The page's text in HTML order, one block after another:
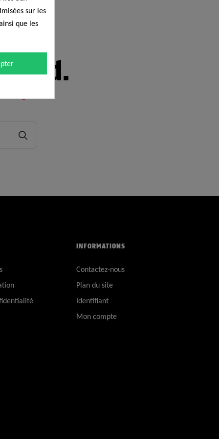
INFORMATIONS
Contactez-nous
Plan du site
Identifiant
Mon compte
sur les
que les